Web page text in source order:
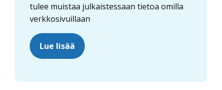
tulee muistaa julkaistessaan tietoa omilla
verkkosivuillaan
Lue lisää